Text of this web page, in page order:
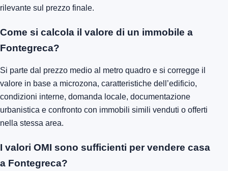
rilevante sul prezzo finale.
Come si calcola il valore di un immobile a
Fontegreca?
Si parte dal prezzo medio al metro quadro e si corregge il
valore in base a microzona, caratteristiche dell’edificio,
condizioni interne, domanda locale, documentazione
urbanistica e confronto con immobili simili venduti o offerti
nella stessa area.
I valori OMI sono sufficienti per vendere casa
a Fontegreca?